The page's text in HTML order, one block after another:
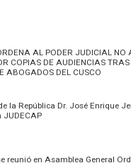
AL PODER JUDICIAL NO
COPIAS DE AUDIENCIAS TRAS
ABOGADOS DEL CUSCO
la República Dr. José Enrique
JUDECAP
reunió en Asamblea General